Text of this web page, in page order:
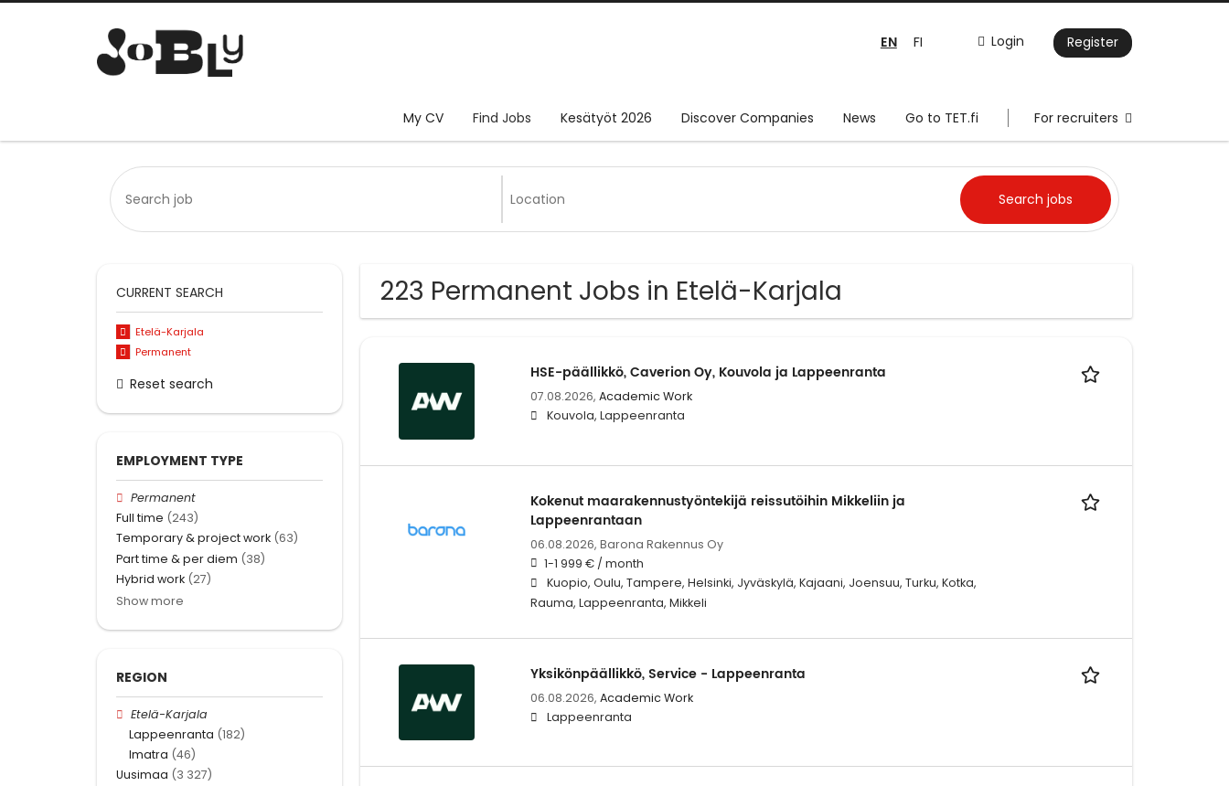
Login Register
EN FI
My CV Find Jobs Kesätyöt 2026 Discover Companies News Go to TET.fi For recruiters
223 Permanent Jobs in Etelä-Karjala
HSE-päällikkö, Caverion Oy, Kouvola ja Lappeenranta
07.08.2026, Academic Work
Kouvola, Lappeenranta
Kokenut maarakennustyöntekijä reissutöihin Mikkeliin ja
Lappeenrantaan
06.08.2026, Barona Rakennus Oy
1-1 999 € / month
Kuopio, Oulu, Tampere, Helsinki, Jyväskylä, Kajaani, Joensuu, Turku, Kotka,
Rauma, Lappeenranta, Mikkeli
Yksikönpäällikkö, Service - Lappeenranta
06.08.2026, Academic Work
Lappeenranta
CURRENT SEARCH
Etelä-Karjala
Permanent
Reset search
EMPLOYMENT TYPE
Permanent
Full time (243)
Temporary & project work (63)
Part time & per diem (38)
Hybrid work (27)
Show more
REGION
Etelä-Karjala
Lappeenranta (182)
Imatra (46)
Uusimaa (3 327)